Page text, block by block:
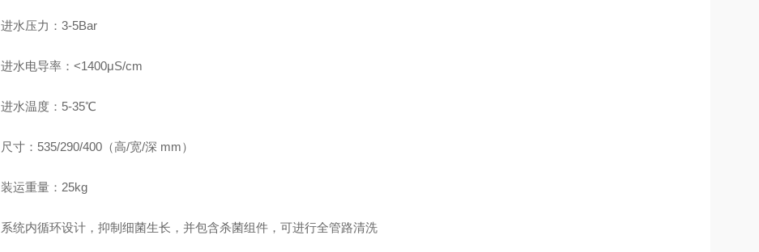
进水压力：3-5Bar
进水电导率：<1400μS/cm
进水温度：5-35℃
尺寸：535/290/400（高/宽/深 mm）
装运重量：25kg
系统内循环设计，抑制细菌生长，并包含杀菌组件，可进行全管路清洗